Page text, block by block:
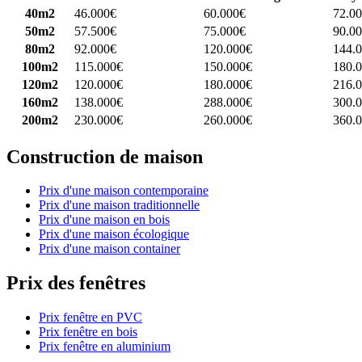
40m2
46.000€ 60.000€
50m2
57.500€ 75.000€
80m2
92.000€ 120.000€
100m2
115.000€ 150.000€
120m2
120.000€ 180.000€
160m2
138.000€ 288.000€
200m2
230.000€ 260.000€
Construction de maison
Prix d'une maison contemporaine
Prix d'une maison traditionnelle
Prix d'une maison en bois
Prix d'une maison écologique
Prix d'une maison container
Prix des fenêtres
Prix fenêtre en PVC
Prix fenêtre en bois
Prix fenêtre en aluminium